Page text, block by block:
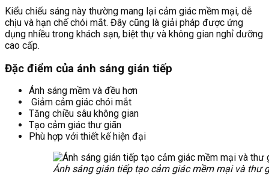
Kiểu chiếu sáng này thường mang lại cảm giác mềm mại, dễ
chịu và hạn chế chói mắt. Đây cũng là giải pháp được ứng
dụng nhiều trong khách sạn, biệt thự và không gian nghỉ dưỡng
cao cấp.
Đặc điểm của ánh sáng gián tiếp
Ánh sáng mềm và đều hơn
Giảm cảm giác chói mắt
Tăng chiều sâu không gian
Tạo cảm giác thư giãn
Phù hợp với thiết kế hiện đại
Ánh sáng gián tiếp tạo cảm giác mềm mại và thư